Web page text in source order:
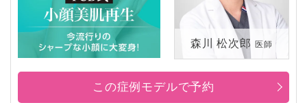
森川 松次郎 医師
この症例モデルで予約